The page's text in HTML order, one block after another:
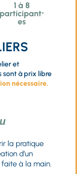
1 à 8
participant⸱
es
et
sont à prix libre
nécessaire.
la pratique
d’un
faite à la main.